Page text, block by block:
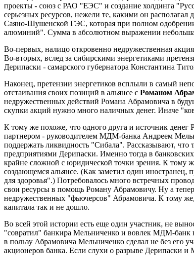
проекты - союз с РАО "ЕЭС" и создание холдинга
серьезных ресурсов, нежели те, какими он
Саяно-Шушенской ГЭС, которая при полном
алюминий". Сумма в абсолютном выражении
Во-первых, налицо откровенно недружественная
Во-вторых, вслед за сибирскими энергетиками
Дерипаски - самарского губернатора Константина
Наконец, претензии энергетиков всплыли в самый
отстаивания своих позиций в альянсе с Романом
недружественных действий Романа Абрамовича в
скупки акций нужно много наличных денег. Иначе
К тому же похоже, что одного друга и источник
партнером - руководителем МДМ-банка Андреем
поддержать ликвидность "Сибала". Рассказывают,
предприятиями Дерипаски. Именно тогда в
крайне сложной с юридической точки зрения. К тому
создающемся альянсе. (Как заметил один иностранец,
для здоровья".) Потребовалось много встречных
свои ресурсы в помощь Роману Абрамовичу. Ну а
недружественных "фьючерсов" Абрамовича. К тому
капитала так и не дошло.
Во всей этой истории есть еще один участник, не
"совратил" банкира Мельниченко и вовлек МДМ-банк
в пользу Абрамовича Мельниченко сделал не без его
акционеров банка. Если слухи о разрыве Дерипаски и